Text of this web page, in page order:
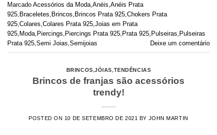
Marcado Acessórios da Moda Anéis Anéis Prata
925 Braceletes Brincos Brincos Prata 925 Chokers Prata
925 Colares Colares Prata 925 Joias em Prata
925 Moda Piercings Piercings Prata 925 Prata 925 Pulseiras Pulseiras
Prata 925 Semi Joias Semijoias Deixe um comentário
BRINCOS,JÓIAS,TENDÊNCIAS
Brincos de franjas são acessórios
trendy!
POSTED ON 10 DE SETEMBRO DE 2021 BY JOHN MARTIN